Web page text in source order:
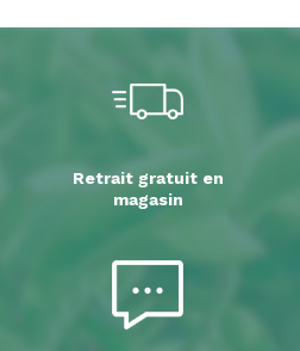
Retrait gratuit en
magasin